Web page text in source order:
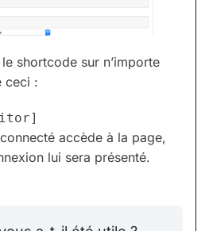
shortcode sur n’importe
ceci :
accède à la page,
lui sera présenté.